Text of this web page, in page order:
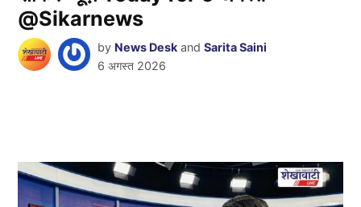
@Sikarnews
by News Desk andSarita Saini
6 अगस्त 2026